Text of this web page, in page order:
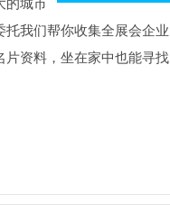
的城市
我们帮你收集全展会企业
片资料，坐在家中也能寻找